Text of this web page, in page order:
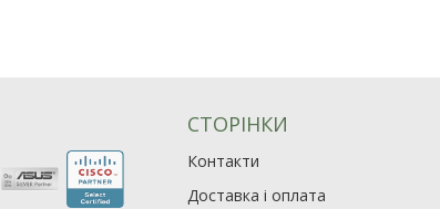
СТОРІНКИ
Контакти
Доставка і оплата